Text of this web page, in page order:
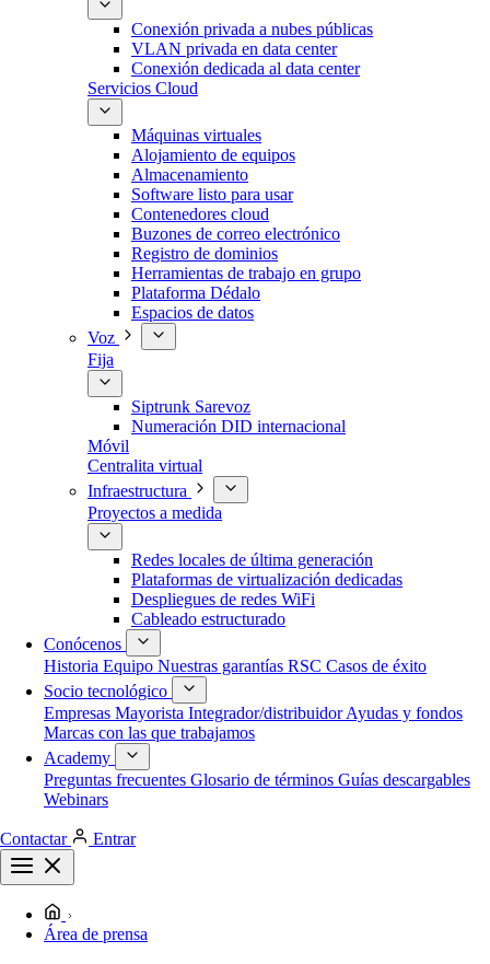
Conexión privada a nubes públicas
VLAN privada en data center
Conexión dedicada al data center
Servicios Cloud
Máquinas virtuales
Alojamiento de equipos
Almacenamiento
Software listo para usar
Contenedores cloud
Buzones de correo electrónico
Registro de dominios
Herramientas de trabajo en grupo
Plataforma Dédalo
Espacios de datos
Voz
Fija
Siptrunk Sarevoz
Numeración DID internacional
Móvil
Centralita virtual
Infraestructura
Proyectos a medida
Redes locales de última generación
Plataformas de virtualización dedicadas
Despliegues de redes WiFi
Cableado estructurado
Conócenos
Historia Equipo Nuestras garantías RSC Casos de éxito
Socio tecnológico
Empresas Mayorista Integrador/distribuidorAyudas y fondos
Marcas con las que trabajamos
Academy
Preguntas frecuentes Glosario de términos Guías descargables
Webinars
Contactar Entrar
Área de prensa